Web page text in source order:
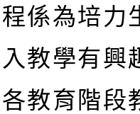
係為培力
教學有興
教育階段